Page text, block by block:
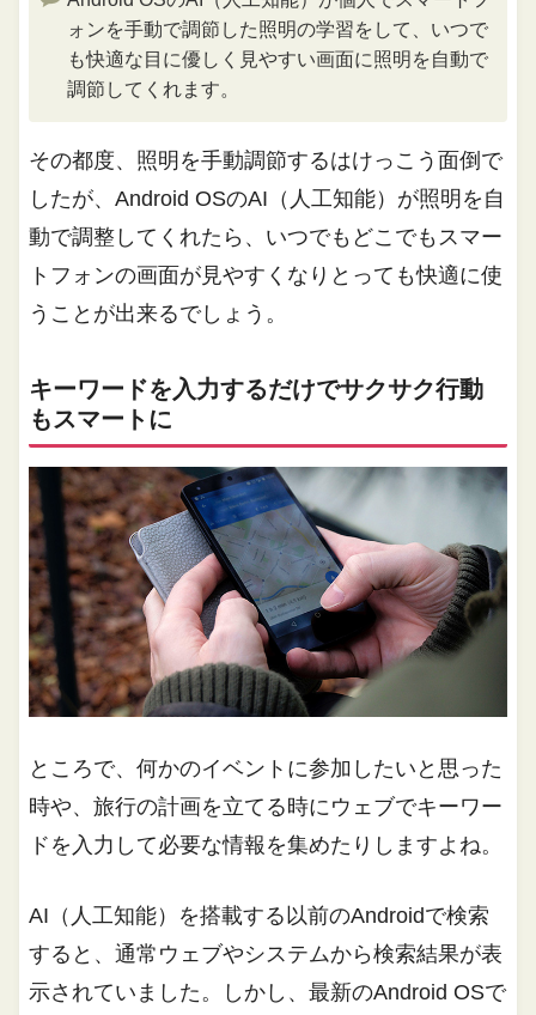
ォンを手動で調節した照明の学習をして、いつで
も快適な目に優しく見やすい画面に照明を自動で
調節してくれます。
その都度、照明を手動調節するはけっこう面倒で
したが、Android OSのAI（人工知能）が照明を自
動で調整してくれたら、いつでもどこでもスマー
トフォンの画面が見やすくなりとっても快適に使
うことが出来るでしょう。
キーワードを入力するだけでサクサク行動
もスマートに
ところで、何かのイベントに参加したいと思った
時や、旅行の計画を立てる時にウェブでキーワー
ドを入力して必要な情報を集めたりしますよね。
AI（人工知能）を搭載する以前のAndroidで検索
すると、通常ウェブやシステムから検索結果が表
示されていました。しかし、最新のAndroid OSで